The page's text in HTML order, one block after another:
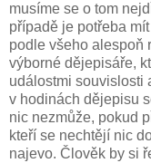
musíme se o tom
případě je potřeba
podle všeho alespoň
výborné dějepisáře,
událostmi souvislosti
v hodinách dějepisu
nic nezmůže, pokud
kteří se nechtějí nic
najevo. Člověk by si